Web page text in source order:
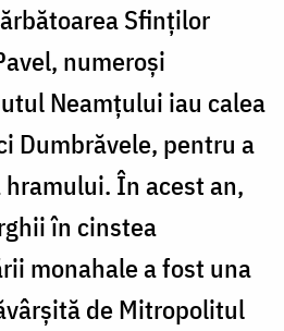
Sfinţilor
numeroşi
Neamțului iau calea
Dumbrăvele, pentru a
În acest an,
în cinstea
monahale a fost una
de Mitropolitul